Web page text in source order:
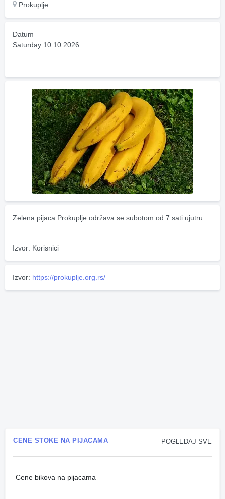
Prokuplje
Datum
Saturday 10.10.2026.
Zelena pijaca Prokuplje održava se subotom od 7 sati ujutru.
Izvor: Korisnici
Izvor: https://prokuplje.org.rs/
POGLEDAJ SVE
CENE STOKE NA PIJACAMA
Cene bikova na pijacama